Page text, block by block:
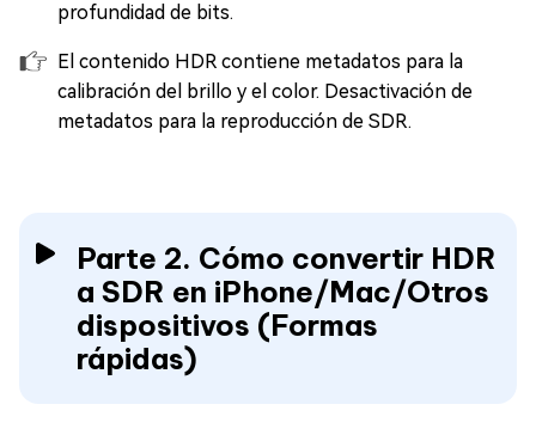
profundidad de bits.
El contenido HDR contiene metadatos para la
calibración del brillo y el color. Desactivación de
metadatos para la reproducción de SDR.
Parte 2. Cómo convertir HDR
a SDR en iPhone/Mac/Otros
dispositivos (Formas
rápidas)